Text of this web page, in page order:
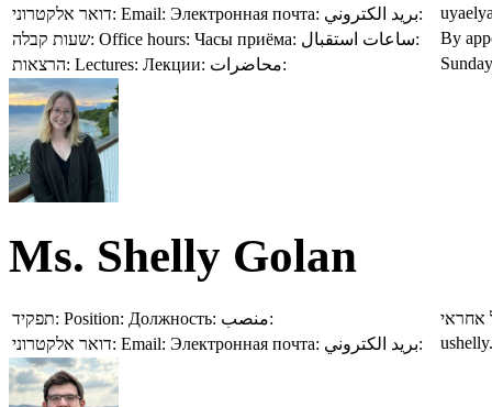
דואר אלקטרוני: Email: Электронная почта: بريد الكتروني:
שעות קבלה: Office hours: Часы приёма: ساعات استقبال:
By
הרצאות: Lectures: Лекции: محاضرات:
Ms. Shelly Golan
תפקיד: Position: Должность: منصب:
אחראי
דואר אלקטרוני: Email: Электронная почта: بريد الكتروني: